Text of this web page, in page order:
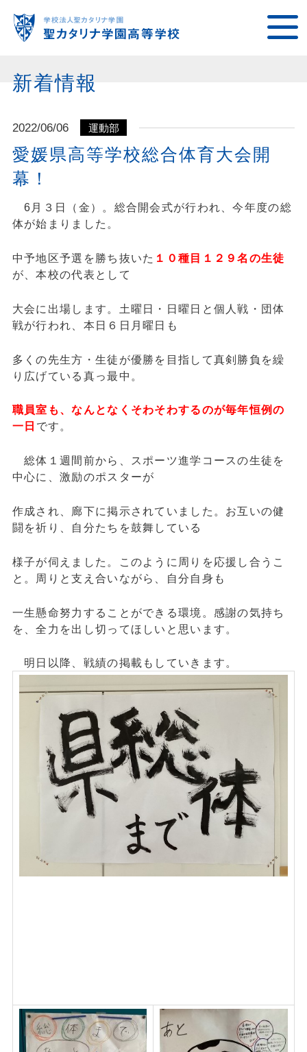
新着情報
2022/06/06 運動部
愛媛県高等学校総合体育大会開
幕！
6月３日（金）。総合開会式が行われ、今年度の総
体が始まりました。
中予地区予選を勝ち抜いた １０種目１２９名の生徒
が、本校の代表として
大会に出場します。土曜日・日曜日と個人戦・団体
戦が行われ、本日６日月曜日も
多くの先生方・生徒が優勝を目指して真剣勝負を繰
り広げている真っ最中。
職員室も、なんとなくそわそわするのが毎年恒例の
一日 です。
総体１週間前から、スポーツ進学コースの生徒を
中心に、激励のポスターが
作成され、廊下に掲示されていました。お互いの健
闘を祈り、自分たちを鼓舞している
様子が伺えました。このように周りを応援し合うこ
と。周りと支え合いながら、自分自身も
一生懸命努力することができる環境。感謝の気持ち
を、全力を出し切ってほしいと思います。
明日以降、戦績の掲載もしていきます。